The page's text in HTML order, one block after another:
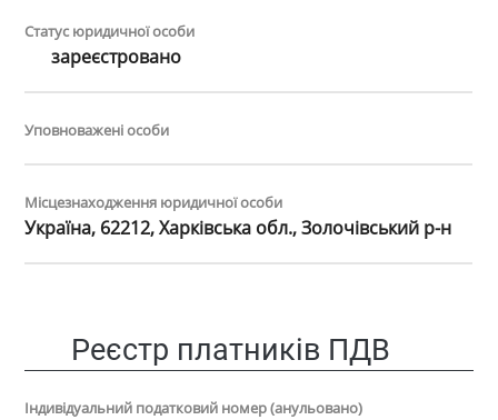
Статус юридичної особи
зареєстровано
Уповноважені особи
Місцезнаходження юридичної особи
Україна, 62212, Харківська обл., Золочівський р-н
Реєстр платників ПДВ
Індивідуальний податковий номер (анульовано)